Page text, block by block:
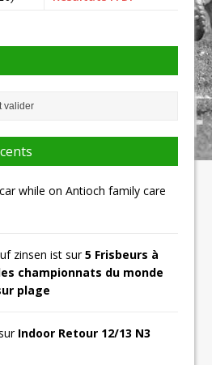
while on Antioch family care
zinsen ist sur5 Frisbeurs à
championnats du monde
plage
Indoor Retour 12/13 N3